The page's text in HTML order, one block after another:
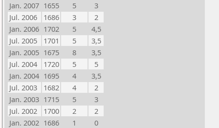
Jan. 2007 1655 5
3
Jul. 2006
1686 3
2
Jan. 2006 1702 5
4,5
Jul. 2005
1701 5
3,5
Jan. 2005 1675 8
3,5
Jul. 2004
1720 5
5
Jan. 2004 1695 4
3,5
Jul. 2003
1682 4
2
Jan. 2003 1715 5
3
Jul. 2002
1700 2
2
Jan. 2002 1686 1
0